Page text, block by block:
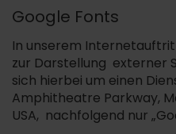
Google Fonts
In unserem
zur Darstellung externer
sich hierbei um einen
Amphitheatre Parkway,
USA, nachfolgend nur